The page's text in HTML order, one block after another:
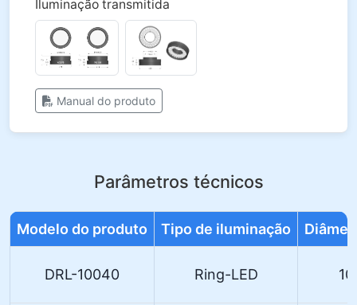
Iluminação transmitida
Manual do produto
Parâmetros técnicos
Modelo do produto Tipo de iluminação
DRL-10040 Ring-LED